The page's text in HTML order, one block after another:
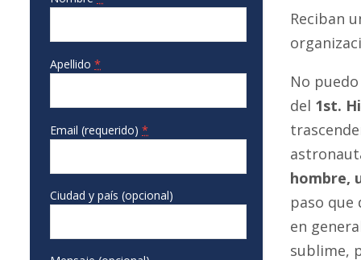
Apellido *
Email (requerido) *
Ciudad y país (opcional)
Reciban
No
del 1st.
hombre,
paso que
en
sublime,